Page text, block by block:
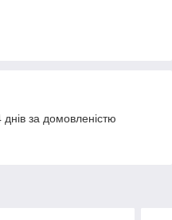
за домовленістю